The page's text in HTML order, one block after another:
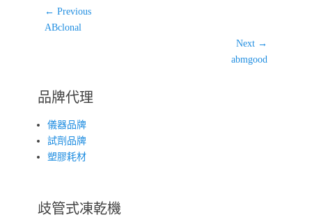
文
章
← Previous
Previous
ABclonal
Next →
abmgood
品牌代理
儀器品牌
試劑品牌
塑膠耗材
歧管式凍乾機